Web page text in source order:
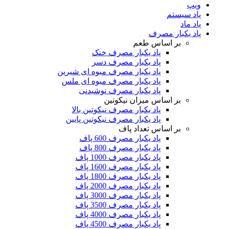
ویپ
پاد سیستم
پاد ماد
پاد یکبار مصرف
بر اساس طعم
پاد یکبار مصرف خنک
پاد یکبار مصرف دسر
پاد یکبار مصرف میوه ای شیرین
پاد یکبار مصرف میوه ای ملس
پاد یکبار مصرف نوشیدنی
بر اساس میزان نیکوتین
پاد یکبار مصرف نیکوتین بالا
پاد یکبار مصرف نیکوتین پایین
بر اساس تعداد پاف
پاد یکبار مصرف 600 پاف
پاد یکبار مصرف 800 پاف
پاد یکبار مصرف 1000 پاف
پاد یکبار مصرف 1600 پاف
پاد یکبار مصرف 1800 پاف
پاد یکبار مصرف 2000 پاف
پاد یکبار مصرف 3000 پاف
پاد یکبار مصرف 3500 پاف
پاد یکبار مصرف 4000 پاف
پاد یکبار مصرف 4500 پاف